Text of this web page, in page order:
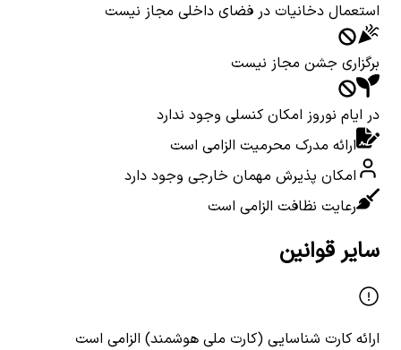
استعمال دخانیات در فضای داخلی مجاز نیست
برگزاری جشن مجاز نیست
در ایام نوروز امکان کنسلی وجود ندارد
ارائه مدرک محرمیت الزامی است
امکان پذیرش مهمان خارجی وجود دارد
رعایت نظافت الزامی است
سایر قوانین
ارائه کارت شناسایی (کارت ملی هوشمند) الزامی است